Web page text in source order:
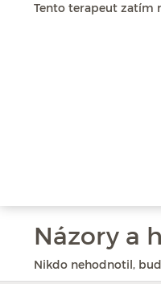
Tento terapeut zatím
Názory a
Nikdo nehodnotil,